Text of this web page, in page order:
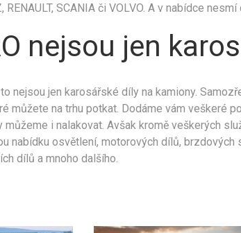
RENAULT, SCANIA či VOLVO. A v nabídce
nejsou jen
nejsou jen karosářské díly na kamiony.
můžete na trhu potkat. Dodáme vám veškeré
můžeme i nalakovat. Avšak kromě veškerých
nabídku osvětlení, motorových dílů, brzdových
dílů a mnoho dalšího.